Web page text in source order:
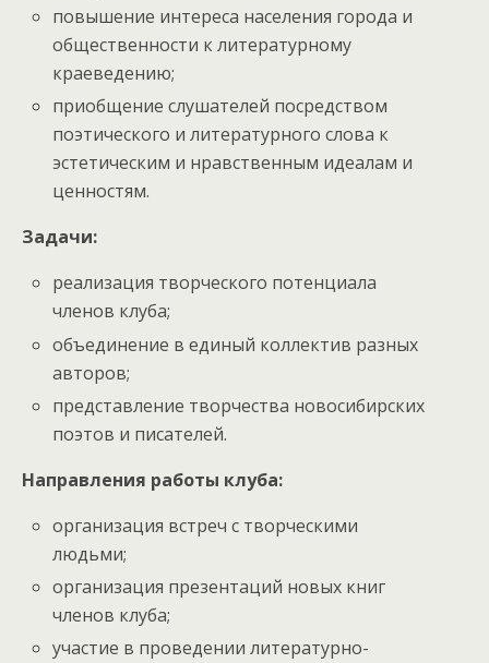
повышение интереса населения города и
общественности к литературному
краеведению;
приобщение слушателей посредством
поэтического и литературного слова к
эстетическим и нравственным идеалам и
ценностям.
Задачи:
реализация творческого потенциала
членов клуба;
объединение в единый коллектив разных
авторов;
представление творчества новосибирских
поэтов и писателей.
Направления работы клуба:
организация встреч с творческими
людьми;
организация презентаций новых книг
членов клуба;
участие в проведении литературно-